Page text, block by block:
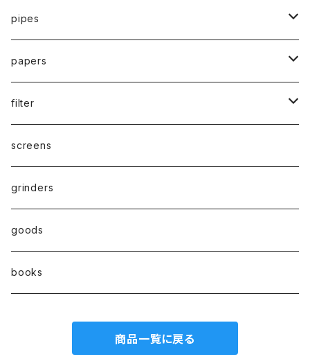
pipes
waterpipe
parts
drypipe
one hitter
hand pipe
papers
1 1/4size
1.0size
kingsize
filter
paper filter
Active carbon filter(活性炭フィルター）
8㎜
7㎜
screens
grinders
goods
books
商品一覧に戻る